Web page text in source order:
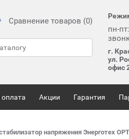
Сравнение товаров (0)
пн-
г.
ул.
офис
Акции Гарантия
напряжения Энерготех